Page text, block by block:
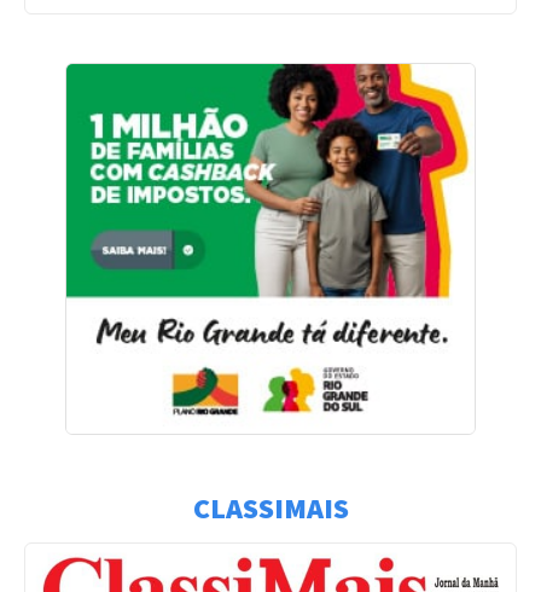
CLASSIMAIS